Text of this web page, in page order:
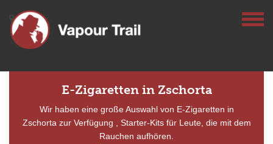
E-Zigaretten in Zschorta
Wir haben eine große Auswahl von E-Zigaretten in
Zschorta zur Verfügung , Starter-Kits für Leute, die mit dem
Rauchen aufhören.